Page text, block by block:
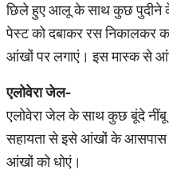
छिले हुए आलू के साथ कुछ पुदीने के
पेस्ट को दबाकर रस निकालकर
आंखों पर लगाएं। इस मास्क से
एलोवेरा जेल-
एलोवेरा जेल के साथ कुछ बूंदे
सहायता से इसे आंखों के आसपास
आंखों को धोएं।